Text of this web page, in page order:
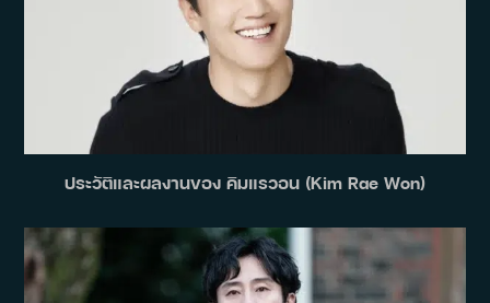
ประวัติและผลงานของ คิมแรวอน (Kim Rae Won)